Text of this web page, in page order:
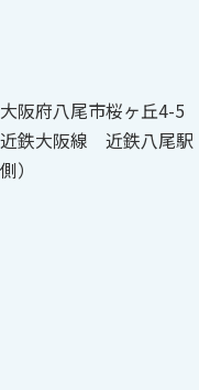
大阪府八尾市桜ヶ丘4-5
近鉄大阪線 近鉄八尾
側）